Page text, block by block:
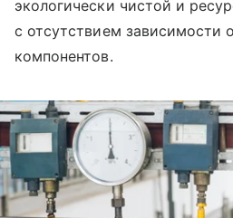
экологически чистой и
с отсутствием зависимости
компонентов.